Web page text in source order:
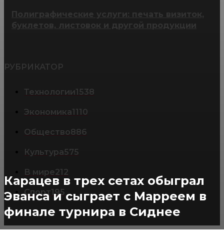
Карацев в трех сетах обыграл
Эванса и сыграет с Марреем в
финале турнира в Сиднее
Полиграфические услуги: печать визиток,
буклетов, листовок и другой продукции
РУБРИКАТОР
Технологии1538
Экономика1110
Общество886
Культура575
В мире212
Спорт195